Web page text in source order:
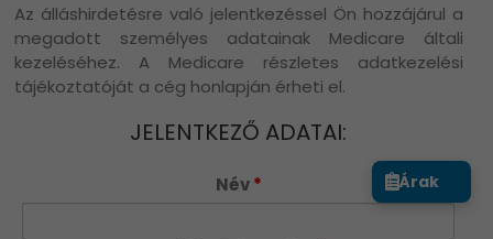
Az álláshirdetésre való jelentkezéssel Ön hozzájárul a
megadott személyes adatainak Medicare általi
kezeléséhez. A Medicare részletes adatkezelési
tájékoztatóját a cég honlapján érheti el.
JELENTKEZŐ ADATAI:
Név* Árak